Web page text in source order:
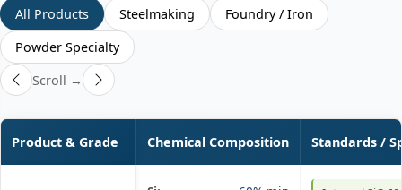
All Products Steelmaking
Foundry / Iron
Powder Specialty
Scroll →
Product & Grade Chemical Composition Standards /